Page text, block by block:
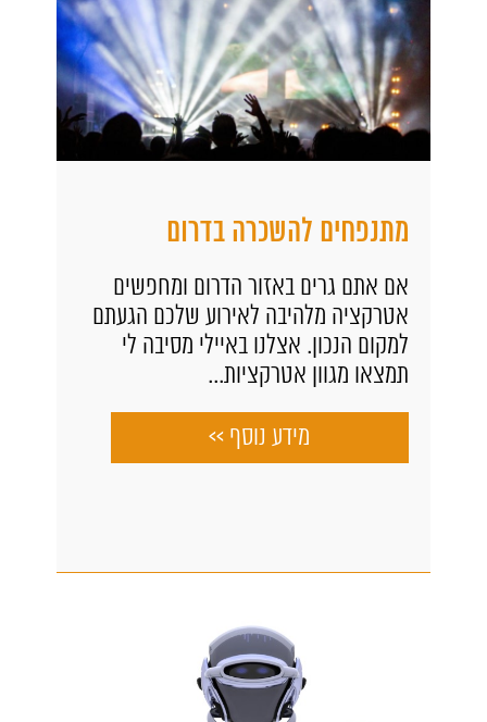
מתנפחים להשכרה בדרום
אם אתם גרים באזור הדרום ומחפשים
אטרקציה מלהיבה לאירוע שלכם הגעתם
למקום הנכון. אצלנו באיילי מסיבה לי
תמצאו מגוון אטרקציות...
מידע נוסף >>